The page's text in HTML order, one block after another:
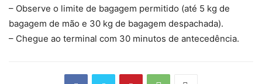
– Observe o limite de bagagem permitido (até 5 kg de
bagagem de mão e 30 kg de bagagem despachada).
– Chegue ao terminal com 30 minutos de antecedência.